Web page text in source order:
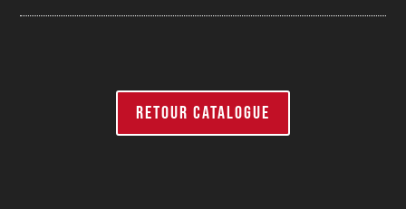
RETOUR CATALOGUE